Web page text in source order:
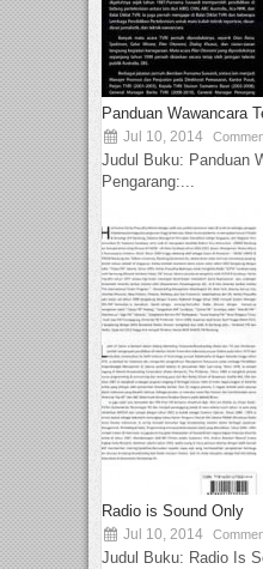
Panduan Wawancara
Jul 10, 2014
Judul Buku: Panduan
Pengarang:...
Radio is Sound Only
Jul 10, 2014
Judul Buku: Radio Is